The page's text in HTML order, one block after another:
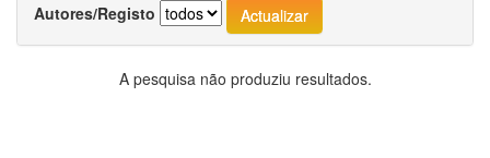
Autores/Registo
A pesquisa não produziu resultados.